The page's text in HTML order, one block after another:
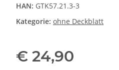
HAN: GTK57.21.3-3
Kategorie: ohne Deckblatt
€ 24,90